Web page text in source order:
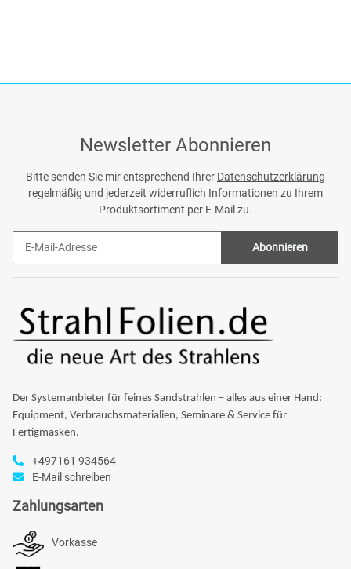
Newsletter Abonnieren
Bitte senden Sie mir entsprechend Ihrer Datenschutzerklärung
regelmäßig und jederzeit widerruflich Informationen zu Ihrem
Produktsortiment per E-Mail zu.
Abonnieren
Der Systemanbieter für feines Sandstrahlen – alles aus einer Hand:
Equipment, Verbrauchsmaterialien, Seminare & Service für
Fertigmasken.
+497161 934564
E-Mail schreiben
Zahlungsarten
Vorkasse